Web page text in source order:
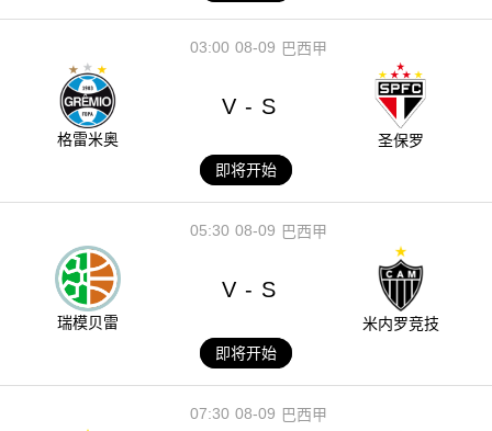
08-09
03:00 巴西甲
格雷米奥
V - S
圣保罗
即将开始
08-09
05:30 巴西甲
瑞模贝雷
V - S
米内罗竞技
即将开始
08-09
07:30 巴西甲